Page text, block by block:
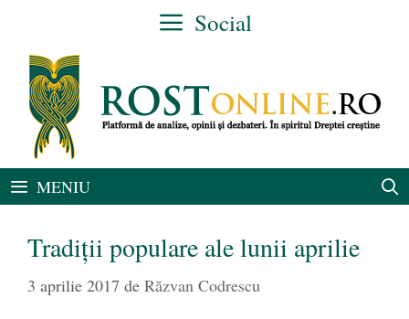
conținut
Social
MENIU
Tradiții populare ale lunii aprilie
3 aprilie 2017 de Răzvan Codrescu